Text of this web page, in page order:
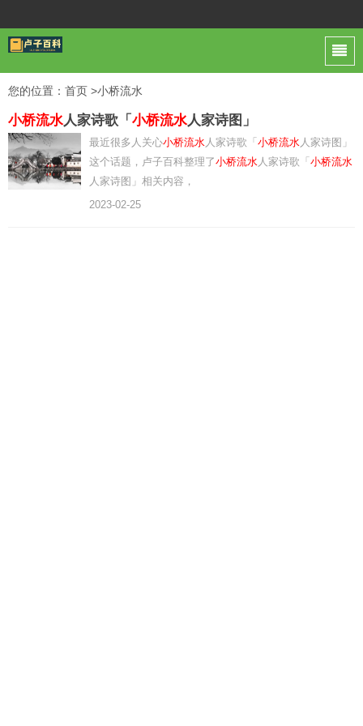
您的位置： 首页 >小桥流水
小桥流水人家诗歌「 小桥流水人家诗图」
最近很多人关心小桥流水人家诗歌「 小桥流水人家诗图」
这个话题，卢子百科整理了小桥流水人家诗歌「 小桥流水
人家诗图」相关内容，
2023-02-25